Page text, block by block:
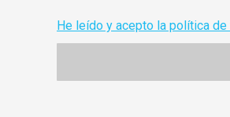
He leído y acepto la política